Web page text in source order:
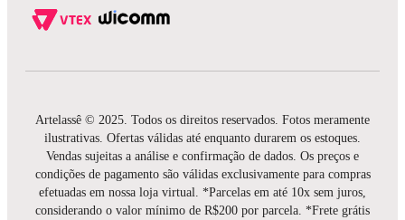
Artelassê © 2025. Todos os direitos reservados. Fotos meramente
ilustrativas. Ofertas válidas até enquanto durarem os estoques.
Vendas sujeitas a análise e confirmação de dados. Os preços e
condições de pagamento são válidas exclusivamente para compras
efetuadas em nossa loja virtual. *Parcelas em até 10x sem juros,
considerando o valor mínimo de R$200 por parcela. *Frete grátis